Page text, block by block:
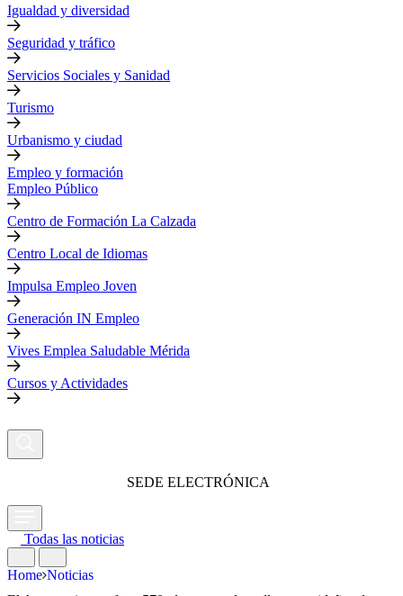
Igualdad y diversidad
Seguridad y tráfico
Servicios Sociales y Sanidad
Turismo
Urbanismo y ciudad
Empleo y formación
Empleo Público
Centro de Formación La Calzada
Centro Local de Idiomas
Impulsa Empleo Joven
Generación IN Empleo
Vives Emplea Saludable Mérida
Cursos y Actividades
SEDE ELECTRÓNICA
Todas las noticias
Home Noticias